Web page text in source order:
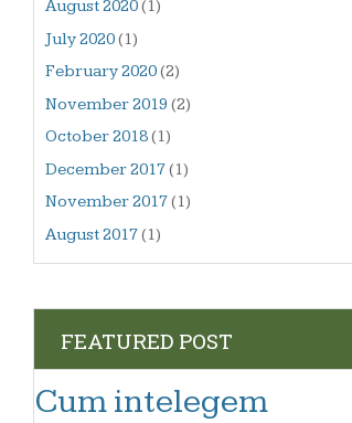
August 2020(1)
July 2020(1)
February 2020(2)
November 2019 (2)
October 2018(1)
December 2017(1)
November 2017(1)
August 2017(1)
FEATURED POST
Cum intelegem